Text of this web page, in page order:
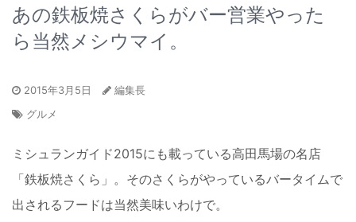
あの鉄板焼さくらがバー営業やった
ら当然メシウマイ。
2015年3月5日
編集長
グルメ
ミシュランガイド2015にも載っている高田馬場の名店
「鉄板焼さくら」。そのさくらがやっているバータイムで
出されるフードは当然美味いわけで。